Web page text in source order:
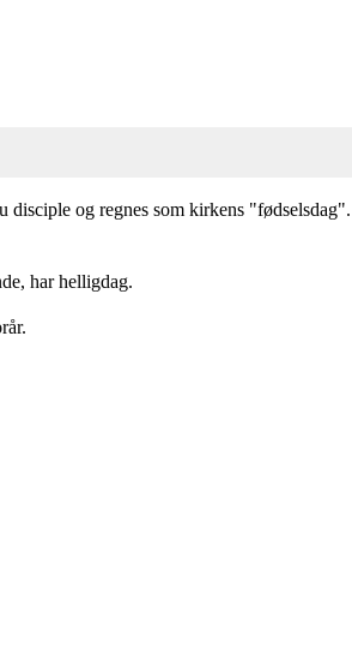
og regnes som kirkens
har helligdag.